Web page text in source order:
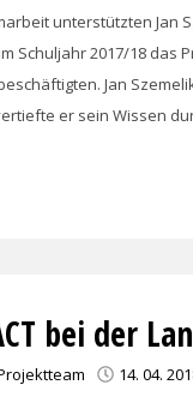
unterstützten Jan
Schuljahr 2017/18
Jan
er sein Wissen
bei der
14. 04.